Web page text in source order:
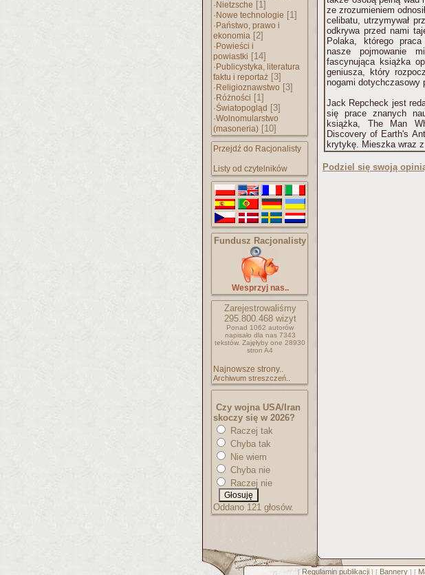
· Nietzsche [1]
· Nowe technologie [1]
· Państwo, prawo i
ekonomia [2]
· Powieści i
powiastki [14]
· Publicystyka, literatura
faktu i reportaż [3]
· Religioznawstwo [3]
· Różności [1]
·Światopogląd [3]
·Wolnomularstwo
(masoneria) [10]
Przejdź do Racjonalisty
Listy od czytelników
Fundusz Racjonalisty
Wesprzyj nas..
Zarejestrowaliśmy
295.800.468wizyt
Ponad 1062 autorów
napisało dla nas 7343
tekstów. Zajęłyby one 28930
stron A4
Najnowsze strony..
Archiwum streszczeń..
Czy wojna USA/Iran
skoczy się w 2026?
Raczej tak
Chyba tak
Nie wiem
Chyba nie
Raczej nie
Oddano 121 głosów.
ze zrozumieniem
celibatu, utrzymywał
odkrywa przed nami
Polaka, którego praca
nasze pojmowanie
fascynująca książka
geniusza, który
nogami dotychczasowy
Jack Repcheck jest
się prace znanych
książka, The Man
Discovery of Earth's
krytykę. Mieszka wraz
Podziel się swoją
[ Regulamin publikacji] [ Bannery] [